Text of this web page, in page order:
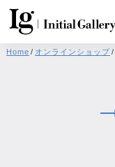
Home / オンラインショップ/